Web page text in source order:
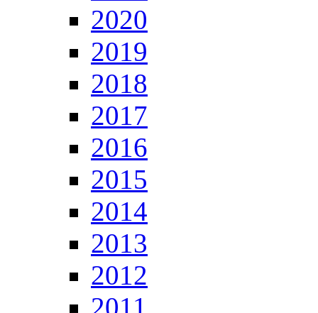
2020
2019
2018
2017
2016
2015
2014
2013
2012